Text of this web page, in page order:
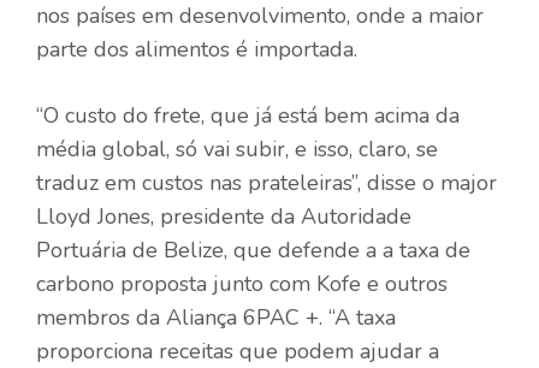
nos países em desenvolvimento, onde a maior
parte dos alimentos é importada.
“O custo do frete, que já está bem acima da
média global, só vai subir, e isso, claro, se
traduz em custos nas prateleiras”, disse o major
Lloyd Jones, presidente da Autoridade
Portuária de Belize, que defende a a taxa de
carbono proposta junto com Kofe e outros
membros da Aliança 6PAC +. “A taxa
proporciona receitas que podem ajudar a